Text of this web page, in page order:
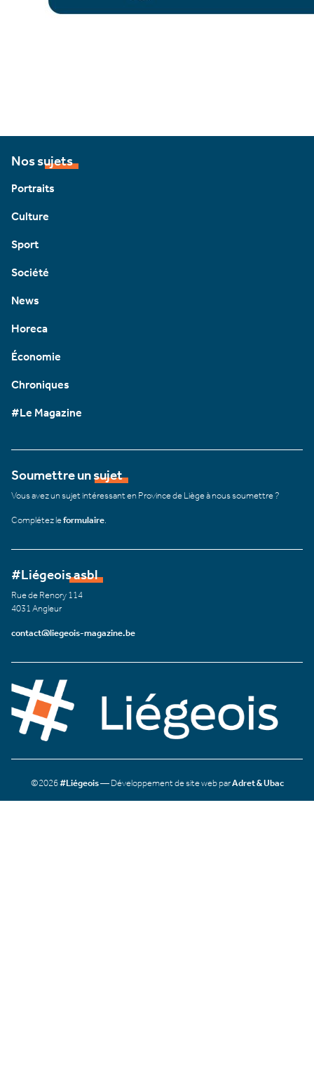
Nos sujets
Portraits
Culture
Sport
Société
News
Horeca
Économie
Chroniques
#Le Magazine
Soumettre un sujet
Vous avez un sujet intéressant en Province de Liège à nous soumettre ?
Complétez leformulaire
#Liégeois asbl
Rue de Renory 114
4031 Angleur
contact@liegeois-magazine.be
©2026#Liégeois— Développement de site web parAdret & Ubac